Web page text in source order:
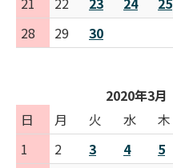
28
29 30
2020年3月
日
月 火 水 木
1
2 3 4 5